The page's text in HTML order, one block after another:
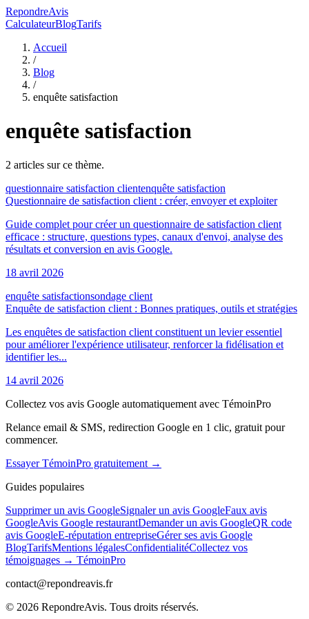
RepondreAvis
CalculateurBlogTarifs
Accueil
/
Blog
/
enquête satisfaction
enquête satisfaction
2 articles sur ce thème.
questionnaire satisfaction clientenquête satisfaction
Questionnaire de satisfaction client : créer, envoyer et exploiter
Guide complet pour créer un questionnaire de satisfaction client
efficace : structure, questions types, canaux d'envoi, analyse des
résultats et conversion en avis Google.
18 avril 2026
enquête satisfactionsondage client
Enquête de satisfaction client : Bonnes pratiques, outils et stratégies
Les enquêtes de satisfaction client constituent un levier essentiel
pour améliorer l'expérience utilisateur, renforcer la fidélisation et
identifier les...
14 avril 2026
Collectez vos avis Google automatiquement avec TémoinPro
Relance email & SMS, redirection Google en 1 clic, gratuit pour
commencer.
Essayer TémoinPro gratuitement →
Guides populaires
Supprimer un avis GoogleSignaler un avis GoogleFaux avis
GoogleAvis Google restaurantDemander un avis GoogleQR code
avis GoogleE-réputation entrepriseGérer ses avis Google
BlogTarifsMentions légalesConfidentialitéCollectez vos
témoignages → TémoinPro
contact@repondreavis.fr
© 2026 RepondreAvis. Tous droits réservés.